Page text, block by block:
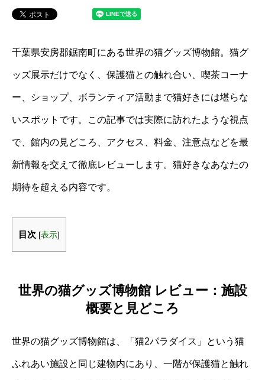
千葉県安房郡鋸南町にある世界の猫グッズ博物館。猫グ
ッズ展示だけでなく、保護猫との触れ合い、喫茶コーナ
ー、ショップ、ボランティア活動まで猫好きには堪らな
いスポットです。この記事では実際に訪れたような視点
で、館内の見どころ、アクセス、料金、注意点などを最
新情報を交えて徹底レビューします。猫好きなあなたの
期待を超える内容です。
目次 [表示]
世界の猫グッズ博物館 レビュー：施設
概要と見どころ
世界の猫グッズ博物館は、「猫2パラダイス」という猫
ふれあい施設と同じ建物内にあり、一階が保護猫と触れ